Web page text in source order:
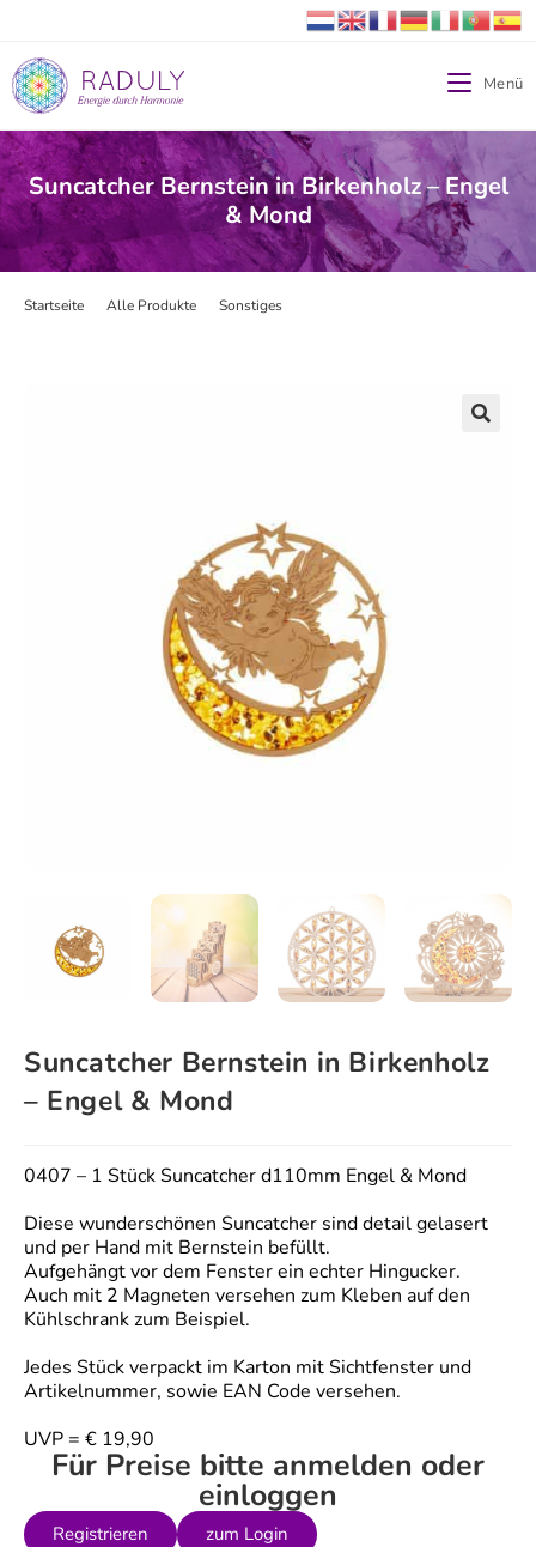
Menü
Suncatcher Bernstein in Birkenholz – Engel
& Mond
Startseite Alle Produkte Sonstiges
Suncatcher Bernstein in Birkenholz
– Engel & Mond
0407 – 1 Stück Suncatcher d110mm Engel & Mond
Diese wunderschönen Suncatcher sind detail gelasert
und per Hand mit Bernstein befüllt.
Aufgehängt vor dem Fenster ein echter Hingucker.
Auch mit 2 Magneten versehen zum Kleben auf den
Kühlschrank zum Beispiel.
Jedes Stück verpackt im Karton mit Sichtfenster und
Artikelnummer, sowie EAN Code versehen.
UVP = € 19,90
Für Preise bitte anmelden oder
einloggen
Registrieren zum Login